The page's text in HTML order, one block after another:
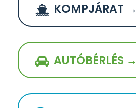
KOMPJÁRAT →
AUTÓBÉRLÉS →